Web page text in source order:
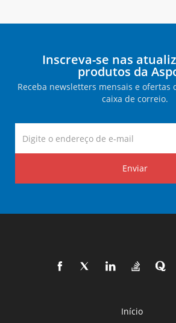
Inscreva-se nas
produtos da
Receba newsletters mensais e ofertas
caixa de correio.
Enviar
Início